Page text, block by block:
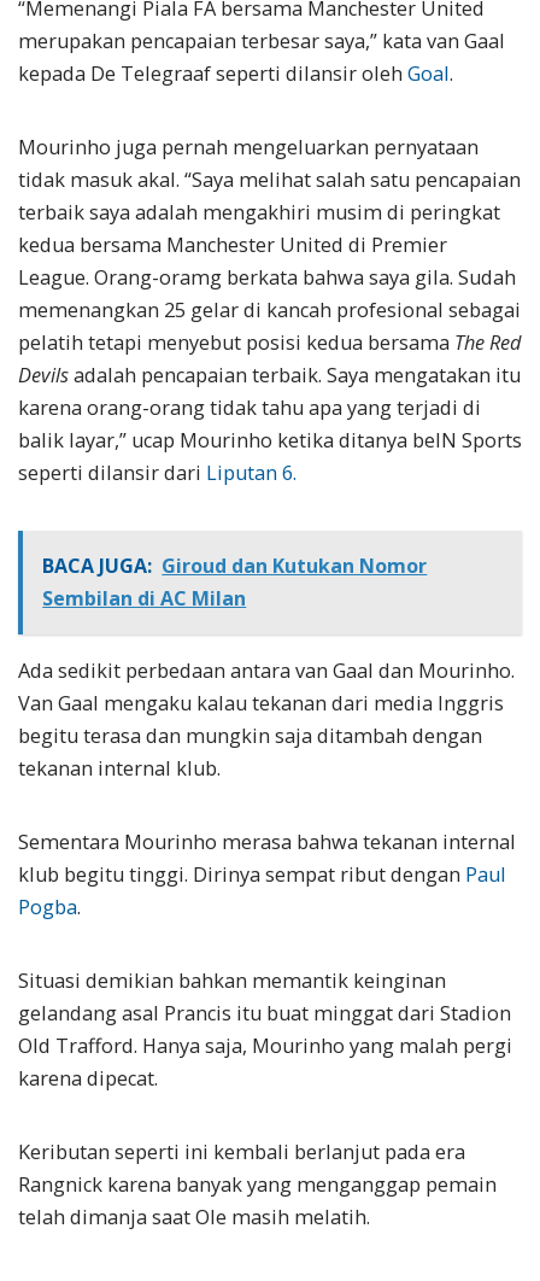
“Memenangi Piala FA bersama Manchester United
merupakan pencapaian terbesar saya,” kata van Gaal
kepada De Telegraaf seperti dilansir oleh Goal.
Mourinho juga pernah mengeluarkan pernyataan
tidak masuk akal. “Saya melihat salah satu pencapaian
terbaik saya adalah mengakhiri musim di peringkat
kedua bersama Manchester United di Premier
League. Orang-oramg berkata bahwa saya gila. Sudah
memenangkan 25 gelar di kancah profesional sebagai
pelatih tetapi menyebut posisi kedua bersama The Red
Devilsadalah pencapaian terbaik. Saya mengatakan itu
karena orang-orang tidak tahu apa yang terjadi di
balik layar,” ucap Mourinho ketika ditanya beIN Sports
seperti dilansir dari Liputan 6.
BACA JUGA: Giroud dan Kutukan Nomor
Sembilan di AC Milan
Ada sedikit perbedaan antara van Gaal dan Mourinho.
Van Gaal mengaku kalau tekanan dari media Inggris
begitu terasa dan mungkin saja ditambah dengan
tekanan internal klub.
Sementara Mourinho merasa bahwa tekanan internal
klub begitu tinggi. Dirinya sempat ribut dengan Paul
Pogba.
Situasi demikian bahkan memantik keinginan
gelandang asal Prancis itu buat minggat dari Stadion
Old Trafford. Hanya saja, Mourinho yang malah pergi
karena dipecat.
Keributan seperti ini kembali berlanjut pada era
Rangnick karena banyak yang menganggap pemain
telah dimanja saat Ole masih melatih.